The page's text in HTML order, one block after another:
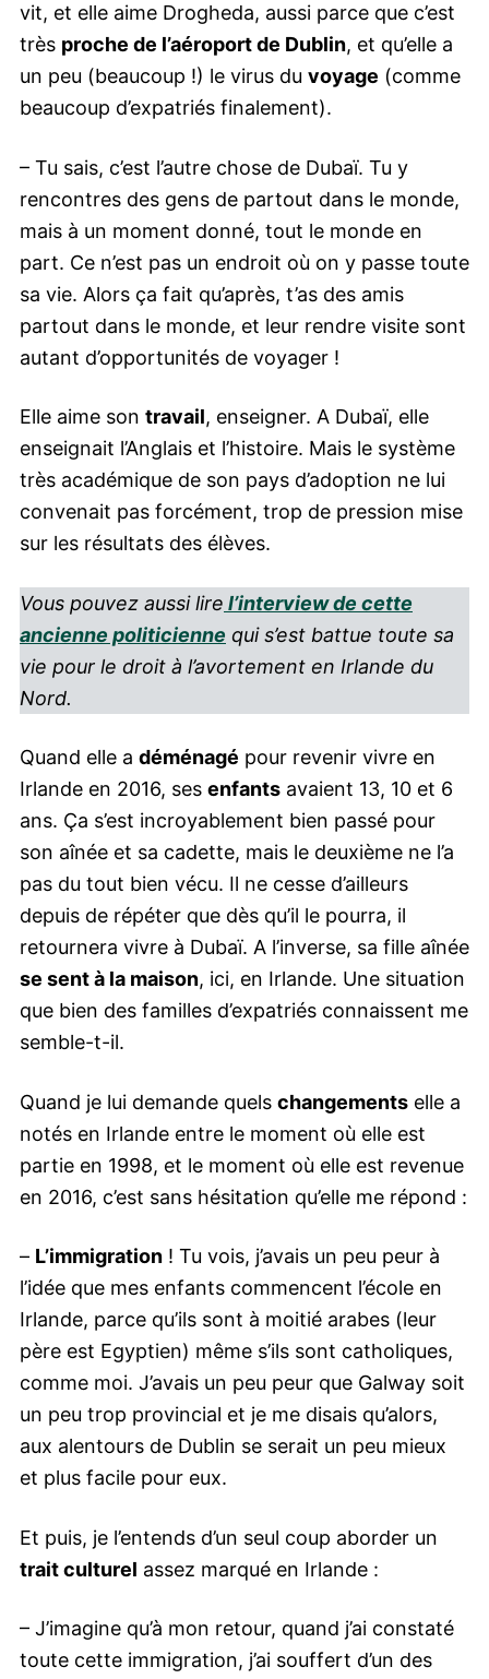
vit, et elle aime Drogheda, aussi parce que c’est
très proche de l’aéroport de Dublin, et qu’elle a
un peu (beaucoup !) le virus du voyage (comme
beaucoup d’expatriés finalement).
– Tu sais, c’est l’autre chose de Dubaï. Tu y
rencontres des gens de partout dans le monde,
mais à un moment donné, tout le monde en
part. Ce n’est pas un endroit où on y passe toute
sa vie. Alors ça fait qu’après, t’as des amis
partout dans le monde, et leur rendre visite sont
autant d’opportunités de voyager !
Elle aime son travail, enseigner. A Dubaï, elle
enseignait l’Anglais et l’histoire. Mais le système
très académique de son pays d’adoption ne lui
convenait pas forcément, trop de pression mise
sur les résultats des élèves.
Vous pouvez aussi lire l’interview de cette
ancienne politicienne qui s’est battue toute sa
vie pour le droit à l’avortement en Irlande du
Nord.
Quand elle a déménagé pour revenir vivre en
Irlande en 2016, ses enfants avaient 13, 10 et 6
ans. Ça s’est incroyablement bien passé pour
son aînée et sa cadette, mais le deuxième ne l’a
pas du tout bien vécu. Il ne cesse d’ailleurs
depuis de répéter que dès qu’il le pourra, il
retournera vivre à Dubaï. A l’inverse, sa fille aînée
se sent à la maison, ici, en Irlande. Une situation
que bien des familles d’expatriés connaissent me
semble-t-il.
Quand je lui demande quels changements elle a
notés en Irlande entre le moment où elle est
partie en 1998, et le moment où elle est revenue
en 2016, c’est sans hésitation qu’elle me répond :
– L’immigration ! Tu vois, j’avais un peu peur à
l’idée que mes enfants commencent l’école en
Irlande, parce qu’ils sont à moitié arabes (leur
père est Egyptien) même s’ils sont catholiques,
comme moi. J’avais un peu peur que Galway soit
un peu trop provincial et je me disais qu’alors,
aux alentours de Dublin se serait un peu mieux
et plus facile pour eux.
Et puis, je l’entends d’un seul coup aborder un
trait culturel assez marqué en Irlande :
– J’imagine qu’à mon retour, quand j’ai constaté
toute cette immigration, j’ai souffert d’un des